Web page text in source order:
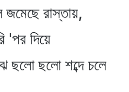
রাস্তায়,
দিয়ে
ছলো শব্দে চলে